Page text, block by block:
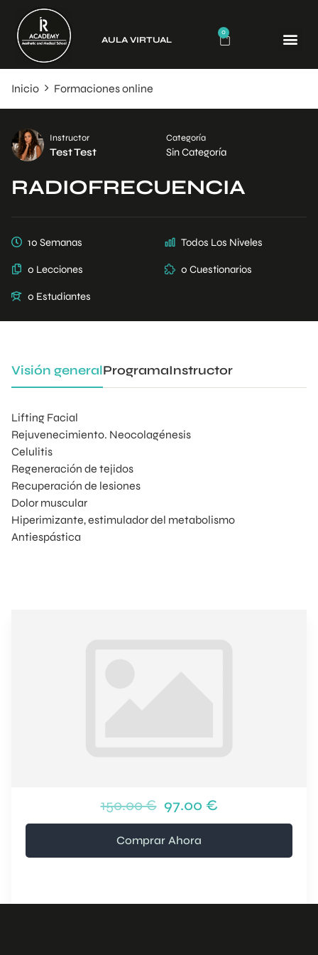
AULA VIRTUAL
0
Inicio Formaciones online
Instructor
Test Test
Categoría
Sin Categoría
RADIOFRECUENCIA
10 Semanas Todos Los Niveles
0 Lecciones 0 Cuestionarios
0 Estudiantes
Visión generalProgramaInstructor
Lifting Facial
Rejuvenecimiento. Neocolagénesis
Celulitis
Regeneración de tejidos
Recuperación de lesiones
Dolor muscular
Hiperimizante, estimulador del metabolismo
Antiespástica
150.00 € 97.00 €
Comprar Ahora